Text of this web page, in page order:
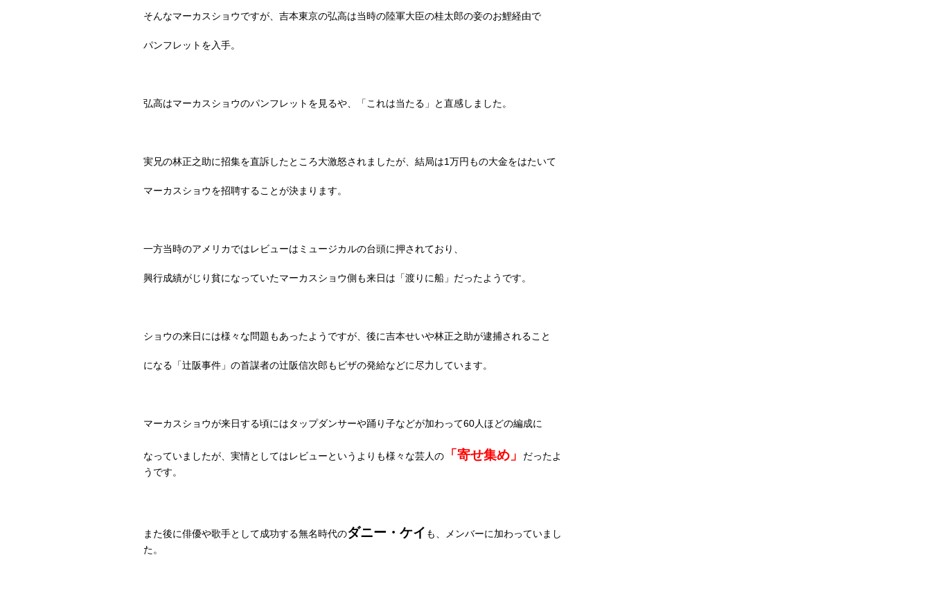
そんなマーカスショウですが、吉本東京の弘高は当時の陸軍大臣の桂太郎の妾のお鯉経由で
パンフレットを入手。
弘高はマーカスショウのパンフレットを見るや、「これは当たる」と直感しました。
実兄の林正之助に招集を直訴したところ大激怒されましたが、結局は1万円もの大金をはたいて
マーカスショウを招聘することが決まります。
一方当時のアメリカではレビューはミュージカルの台頭に押されており、
興行成績がじり貧になっていたマーカスショウ側も来日は「渡りに船」だったようです。
ショウの来日には様々な問題もあったようですが、後に吉本せいや林正之助が逮捕されること
になる「辻阪事件」の首謀者の辻阪信次郎もビザの発給などに尽力しています。
マーカスショウが来日する頃にはタップダンサーや踊り子などが加わって60人ほどの編成に
なっていましたが、実情としてはレビューというよりも様々な芸人の 「寄せ集め」
だったよ
うです。
また後に俳優や歌手として成功する無名時代のダニー・ケイ も、メンバーに加わっていまし
た。